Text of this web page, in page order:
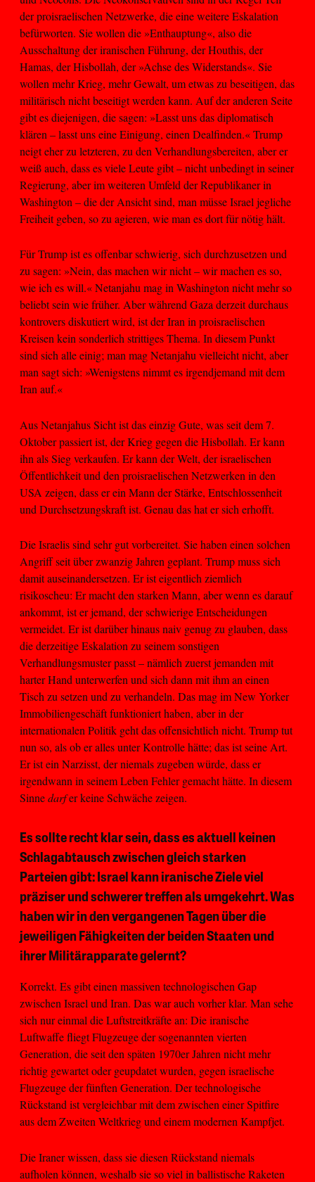
der proisraelischen Netzwerke, die eine weitere Eskalation
befürworten. Sie wollen die »Enthauptung«, also die
Ausschaltung der iranischen Führung, der Houthis, der
Hamas, der Hisbollah, der »Achse des Widerstands«. Sie
wollen mehr Krieg, mehr Gewalt, um etwas zu beseitigen, das
militärisch nicht beseitigt werden kann. Auf der anderen Seite
gibt es diejenigen, die sagen: »Lasst uns das diplomatisch
klären – lasst uns eine Einigung, einen Dealfinden.« Trump
neigt eher zu letzteren, zu den Verhandlungsbereiten, aber er
weiß auch, dass es viele Leute gibt – nicht unbedingt in seiner
Regierung, aber im weiteren Umfeld der Republikaner in
Washington – die der Ansicht sind, man müsse Israel jegliche
Freiheit geben, so zu agieren, wie man es dort für nötig hält.
Für Trump ist es offenbar schwierig, sich durchzusetzen und
zu sagen: »Nein, das machen wir nicht – wir machen es so,
wie ich es will.« Netanjahu mag in Washington nicht mehr so
beliebt sein wie früher. Aber während Gaza derzeit durchaus
kontrovers diskutiert wird, ist der Iran in proisraelischen
Kreisen kein sonderlich strittiges Thema. In diesem Punkt
sind sich alle einig; man mag Netanjahu vielleicht nicht, aber
man sagt sich: »Wenigstens nimmt es irgendjemand mit dem
Iran auf.«
Aus Netanjahus Sicht ist das einzig Gute, was seit dem 7.
Oktober passiert ist, der Krieg gegen die Hisbollah. Er kann
ihn als Sieg verkaufen. Er kann der Welt, der israelischen
Öffentlichkeit und den proisraelischen Netzwerken in den
USA zeigen, dass er ein Mann der Stärke, Entschlossenheit
und Durchsetzungskraft ist. Genau das hat er sich erhofft.
Die Israelis sind sehr gut vorbereitet. Sie haben einen solchen
Angriff seit über zwanzig Jahren geplant. Trump muss sich
damit auseinandersetzen. Er ist eigentlich ziemlich
risikoscheu: Er macht den starken Mann, aber wenn es darauf
ankommt, ist er jemand, der schwierige Entscheidungen
vermeidet. Er ist darüber hinaus naiv genug zu glauben, dass
die derzeitige Eskalation zu seinem sonstigen
Verhandlungsmuster passt – nämlich zuerst jemanden mit
harter Hand unterwerfen und sich dann mit ihm an einen
Tisch zu setzen und zu verhandeln. Das mag im New Yorker
Immobiliengeschäft funktioniert haben, aber in der
internationalen Politik geht das offensichtlich nicht. Trump tut
nun so, als ob er alles unter Kontrolle hätte; das ist seine Art.
Er ist ein Narzisst, der niemals zugeben würde, dass er
irgendwann in seinem Leben Fehler gemacht hätte. In diesem
Sinnedarfer keine Schwäche zeigen.
Es sollte recht klar sein, dass es aktuell keinen
Schlagabtausch zwischen gleich starken
Parteien gibt: Israel kann iranische Ziele viel
präziser und schwerer treffen als umgekehrt. Was
haben wir in den vergangenen Tagen über die
jeweiligen Fähigkeiten der beiden Staaten und
ihrer Militärapparate gelernt?
Korrekt. Es gibt einen massiven technologischen Gap
zwischen Israel und Iran. Das war auch vorher klar. Man sehe
sich nur einmal die Luftstreitkräfte an: Die iranische
Luftwaffe fliegt Flugzeuge der sogenannten vierten
Generation, die seit den späten 1970er Jahren nicht mehr
richtig gewartet oder geupdatet wurden, gegen israelische
Flugzeuge der fünften Generation. Der technologische
Rückstand ist vergleichbar mit dem zwischen einer Spitfire
aus dem Zweiten Weltkrieg und einem modernen Kampfjet.
Die Iraner wissen, dass sie diesen Rückstand niemals
aufholen können, weshalb sie so viel in ballistische Raketen